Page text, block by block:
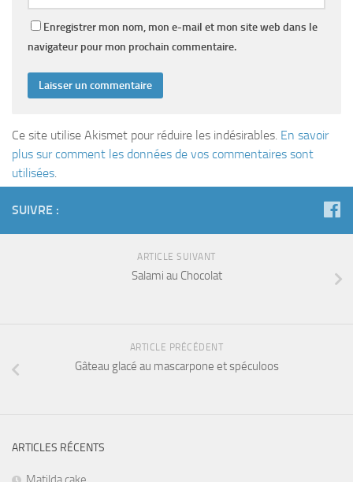
Enregistrer mon nom, mon e-mail et mon site web dans le
navigateur pour mon prochain commentaire.
Ce site utilise Akismet pour réduire les indésirables. En savoir
plus sur comment les données de vos commentaires sont
utilisées.
SUIVRE :
ARTICLE SUIVANT
Salami au Chocolat
ARTICLE PRÉCÉDENT
Gâteau glacé au mascarpone et spéculoos
ARTICLES RÉCENTS